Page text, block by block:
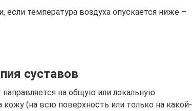
если температура воздуха опускается ниже –
суставов
на общую или локальную
кожу (на всю поверхность или только на какой-